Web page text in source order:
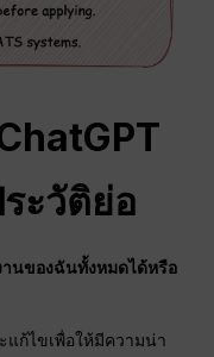
ะวัติย่อ
นของฉันทั้งหมดได้หรือ
แก้ไขเพื่อให้มีความน่า